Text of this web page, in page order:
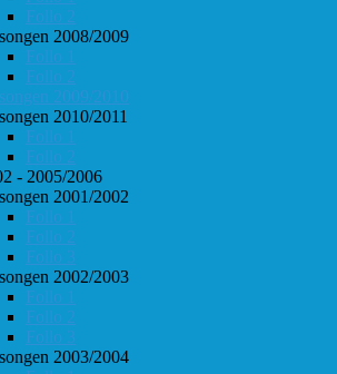
Follo 2
2008/2009
Follo 1
Follo 2
2009/2010
2010/2011
Follo 1
Follo 2
- 2005/2006
2001/2002
Follo 1
Follo 2
Follo 3
2002/2003
Follo 1
Follo 2
Follo 3
2003/2004